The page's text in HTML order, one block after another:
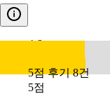
4.6
5점 후기 8건
5점